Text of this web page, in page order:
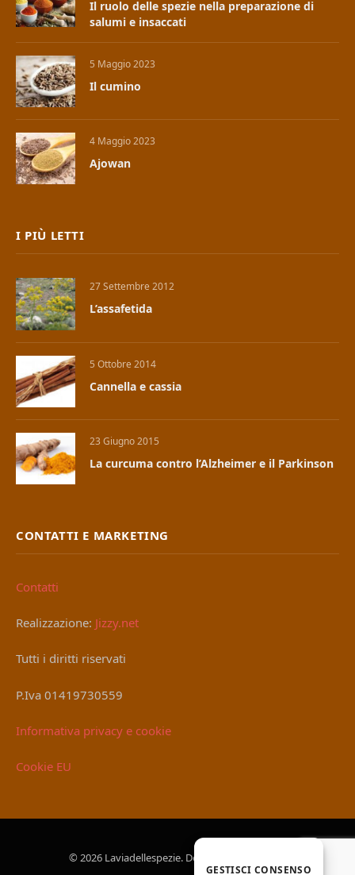
Il ruolo delle spezie nella preparazione di
salumi e insaccati
5 Maggio 2023
Il cumino
4 Maggio 2023
Ajowan
I PIÙ LETTI
27 Settembre 2012
L’assafetida
5 Ottobre 2014
Cannella e cassia
23 Giugno 2015
La curcuma contro l’Alzheimer e il Parkinson
CONTATTI E MARKETING
Contatti
Realizzazione: Jizzy.net
Tutti i diritti riservati
P.Iva 01419730559
Informativa privacy e cookie
Cookie EU
© 2026 Laviadellespezie. Designed by
GESTISCI CONSENSO